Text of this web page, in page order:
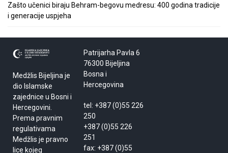
Zašto učenici biraju Behram-begovu medresu: 400 godina tradicije
i generacije uspjeha
Medžlis Bijeljina je
dio Islamske
zajednice u Bosni i
Hercegovini.
Prema pravnim
regulativama
Medžlis je pravno
lice kojeg
Patrijarha Pavla 6
76300 Bijeljina
Bosna i
Hercegovina
tel: +387 (0)55 226
250
+387 (0)55 226
251
fax: +387 (0)55